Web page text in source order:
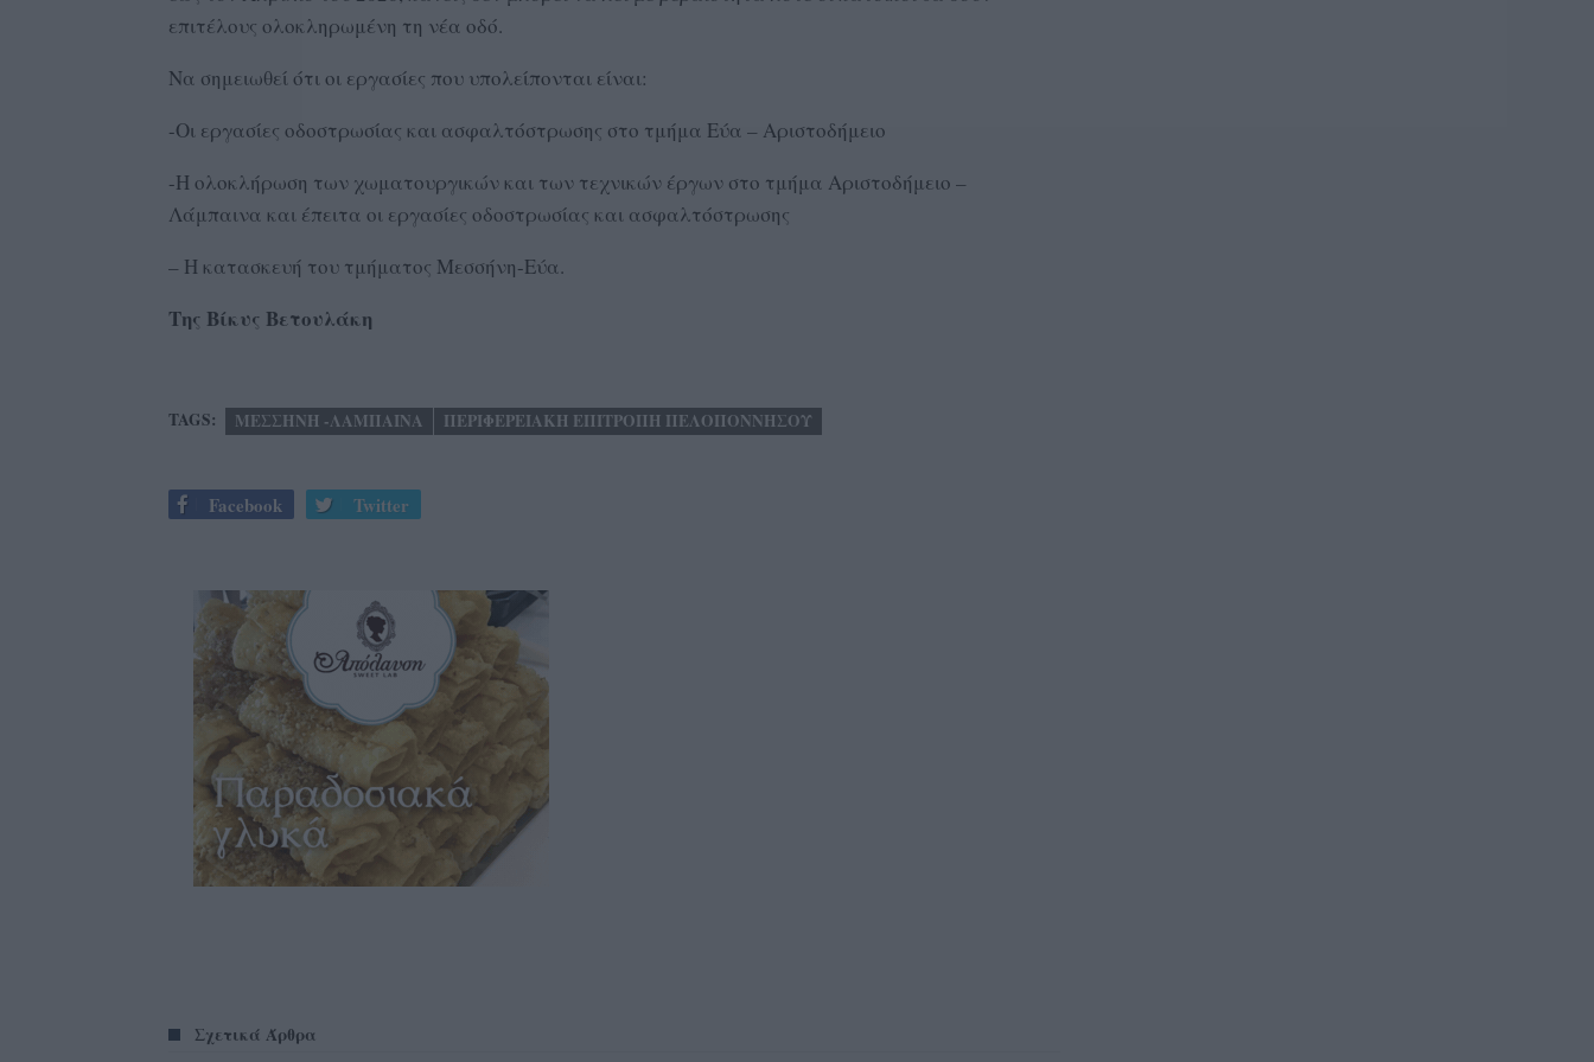
επιτέλους ολοκληρωμένη τη νέα οδό.
Να σημειωθεί ότι οι εργασίες που υπολείπονται είναι:
-Οι εργασίες οδοστρωσίας και ασφαλτόστρωσης στο τμήμα Εύα – Αριστοδήμειο
-Η ολοκλήρωση των χωματουργικών και των τεχνικών έργων στο τμήμα Αριστοδήμειο –
Λάμπαινα και έπειτα οι εργασίες οδοστρωσίας και ασφαλτόστρωσης
– Η κατασκευή του τμήματος Μεσσήνη-Εύα.
Της Βίκυς Βετουλάκη
TAGS: ΜΕΣΣΗΝΗ -ΛΑΜΠΑΙΝΑ ΠΕΡΙΦΕΡΕΙΑΚΗ ΕΠΙΤΡΟΠΗ ΠΕΛΟΠΟΝΝΗΣΟΥ
Facebook Twitter
Σχετικά Άρθρα